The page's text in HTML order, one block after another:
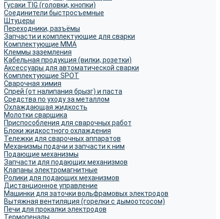
Гусаки TIG (головки, кнопки)
Соединители быстросъемные
Штуцеры
Переходники, разъёмы
Запчасти и комплектующие для сварки
Комплектующие ММА
Клеммы заземления
Кабельная продукция (вилки, розетки)
Аксессуары для автоматической сварки
Комплектующие SPOT
Сварочная химия
Спрей (от налипания брызг) и паста
Средства по уходу за металлом
Охлаждающая жидкость
Молотки сварщика
Приспособления для сварочных работ
Блоки жидкостного охлаждения
Тележки для сварочных аппаратов
Механизмы подачи и запчасти к ним
Подающие механизмы
Запчасти для подающих механизмов
Клапаны электромагнитные
Ролики для подающих механизмов
Дистанционное управление
Машинки для заточки вольфрамовых электродов
Вытяжная вентиляция (горелки с дымоотсосом)
Печи для прокалки электродов
Термопеналы